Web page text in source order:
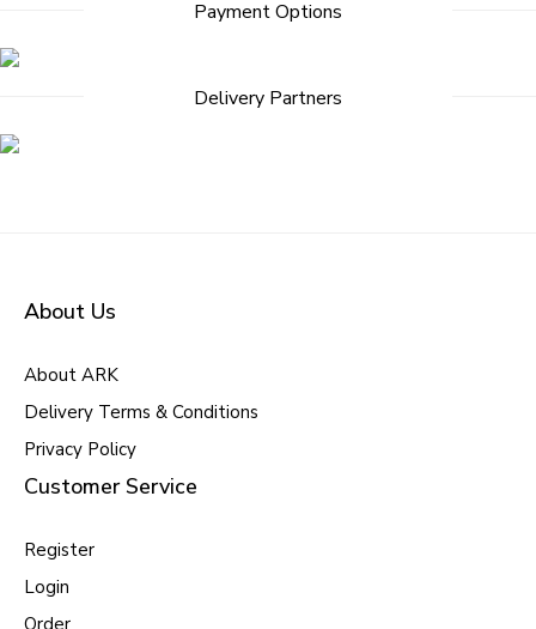
Payment Options
Delivery Partners
About Us
About ARK
Delivery Terms & Conditions
Privacy Policy
Customer Service
Register
Login
Order